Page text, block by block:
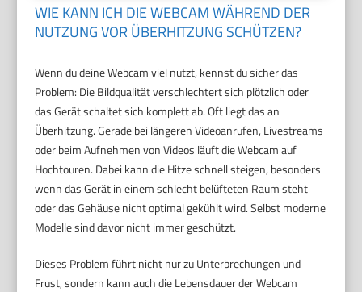
WIE KANN ICH DIE WEBCAM WÄHREND DER
NUTZUNG VOR ÜBERHITZUNG SCHÜTZEN?
Wenn du deine Webcam viel nutzt, kennst du sicher das
Problem: Die Bildqualität verschlechtert sich plötzlich oder
das Gerät schaltet sich komplett ab. Oft liegt das an
Überhitzung. Gerade bei längeren Videoanrufen, Livestreams
oder beim Aufnehmen von Videos läuft die Webcam auf
Hochtouren. Dabei kann die Hitze schnell steigen, besonders
wenn das Gerät in einem schlecht belüfteten Raum steht
oder das Gehäuse nicht optimal gekühlt wird. Selbst moderne
Modelle sind davor nicht immer geschützt.
Dieses Problem führt nicht nur zu Unterbrechungen und
Frust, sondern kann auch die Lebensdauer der Webcam